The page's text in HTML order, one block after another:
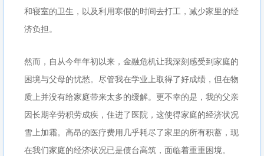
和寝室的卫生，以及利用寒假的时间去打工，减少家里的经
济负担。
然而，自从今年年初以来，金融危机让我深刻感受到家庭的
困境与父母的忧愁。尽管我在学业上取得了好成绩，但在物
质上并没有给家庭带来太多的缓解。更不幸的是，我的父亲
因长期辛劳积劳成疾，住进了医院，这使得家庭的经济状况
雪上加霜。高昂的医疗费用几乎耗尽了家里的所有积蓄，现
在我们家庭的经济状况已是债台高筑，面临着重重困境。